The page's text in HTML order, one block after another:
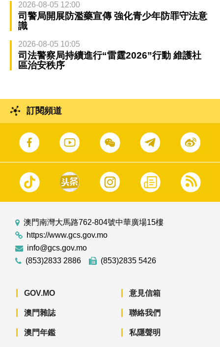
2026-08-05 12:00
司警局開展防濫藥宣傳 強化青少年防罪守法意
識
2026-08-05 10:05
司法警察局持續進行“雷霆2026”行動 維護社
區治安秩序
訂閱頻道
澳門南灣大馬路762-804號中華廣場15樓
https://www.gcs.gov.mo
info@gcs.gov.mo
(853)2833 2886
(853)2835 5426
GOV.MO
澳門雜誌
澳門年鑑
意見信箱
聯絡我們
私隱聲明